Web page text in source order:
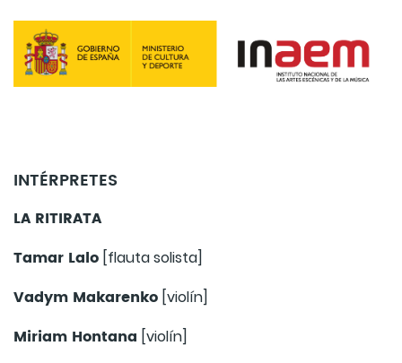
INTÉRPRETES
LA RITIRATA
Tamar Lalo [flauta solista]
Vadym Makarenko [violín]
Miriam Hontana [violín]